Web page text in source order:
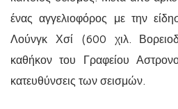
ένας αγγελιοφόρος με την
Λούνγκ Χσί (600 χιλ.
καθήκον του Γραφείου
κατευθύνσεις των σεισμών.